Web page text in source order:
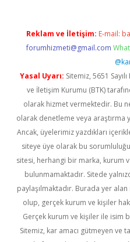
Reklam ve İletişim: E-mail:
forumhizmeti@gmail.com
Yasal Uyarı: Sitemiz, 5651
ve İletişim Kurumu (BTK)
olarak hizmet vermektedir. Bu
olarak denetleme veya araştırma
Ancak, üyelerimiz yazdıkları
siteye üye olarak bu
sitesi, herhangi bir marka, kurum
bulunmamaktadır. Sitede
paylaşılmaktadır. Burada yer
olup, gerçek kurum ve kişiler
Gerçek kurum ve kişiler ile isim
Sitemiz, kar amacı gütmeyen ve